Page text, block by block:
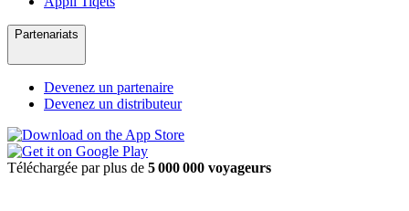
Partenariats
Devenez un partenaire
Devenez un distributeur
Téléchargée par plus de 5 000 000 voyageurs